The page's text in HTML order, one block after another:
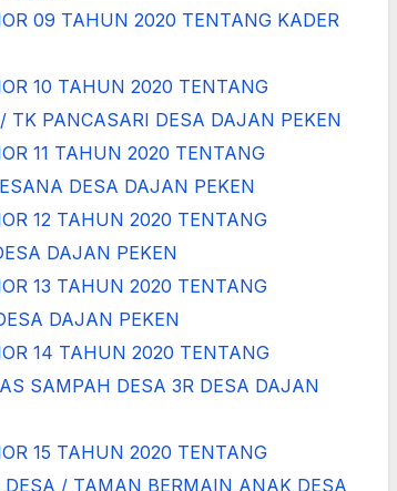
09 TAHUN 2020 TENTANG KADER
10 TAHUN 2020 TENTANG
TK PANCASARI DESA DAJAN PEKEN
11 TAHUN 2020 TENTANG
DESA DAJAN PEKEN
12 TAHUN 2020 TENTANG
DAJAN PEKEN
13 TAHUN 2020 TENTANG
DAJAN PEKEN
14 TAHUN 2020 TENTANG
SAMPAH DESA 3R DESA DAJAN
15 TAHUN 2020 TENTANG
/ TAMAN BERMAIN ANAK DESA